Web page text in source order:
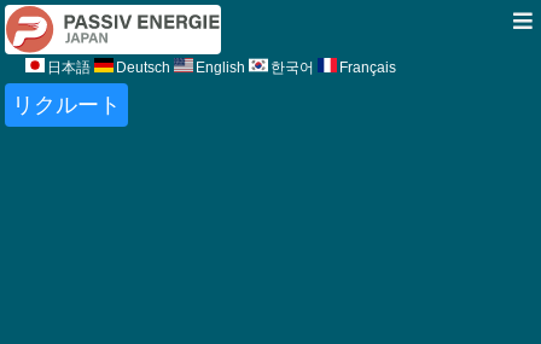
日本語 Deutsch English 한국어 Français
リクルート